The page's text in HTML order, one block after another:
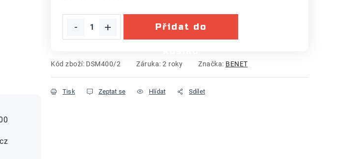
Přidat do
Kód zboží: DSM400/2 Záruka: 2 roky Značka: BENET
Tisk Zeptat se Hlídat Sdílet